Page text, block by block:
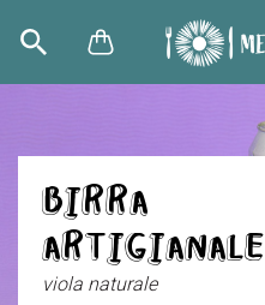
BIRRA
ARTIGIANALE
viola naturale